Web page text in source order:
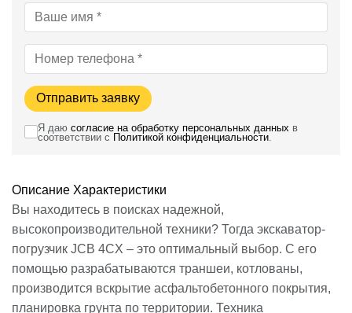
Отправить заявку
Я даю согласие на обработку персональных данных в
соответствии с Политикой конфиденциальности.
Описание Характеристики
Вы находитесь в поисках надежной,
высокопроизводительной техники? Тогда экскаватор-
погрузчик JCB 4CX – это оптимальный выбор. С его
помощью разрабатываются траншеи, котлованы,
производится вскрытие асфальтобетонного покрытия,
планировка грунта по территории. Техника